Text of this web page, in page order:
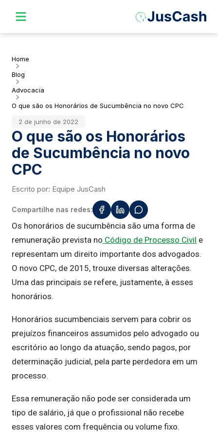
Home
Blog
Advocacia
O que são os Honorários de Sucumbência no novo CPC
2 de junho de 2022
O que são os Honorários
de Sucumbência no novo
CPC
Escrito por: Equipe JusCash
Compartilhe nas redes:
Os honorários de sucumbência são uma forma de
remuneração prevista no Código de Processo Civil e
representam um direito importante dos advogados.
O novo CPC, de 2015, trouxe diversas alterações.
Uma das principais se refere, justamente, à esses
honorários.
Honorários sucumbenciais servem para cobrir os
prejuízos financeiros assumidos pelo advogado ou
escritório ao longo da atuação, sendo pagos, por
determinação judicial, pela parte perdedora em um
processo.
Essa remuneração não pode ser considerada um
tipo de salário, já que o profissional não recebe
esses valores com frequência ou volume fixo.